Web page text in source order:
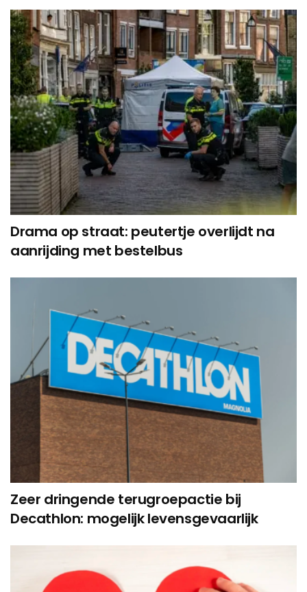
Drama op straat: peutertje overlijdt na
aanrijding met bestelbus
Zeer dringende terugroepactie bij
Decathlon: mogelijk levensgevaarlijk